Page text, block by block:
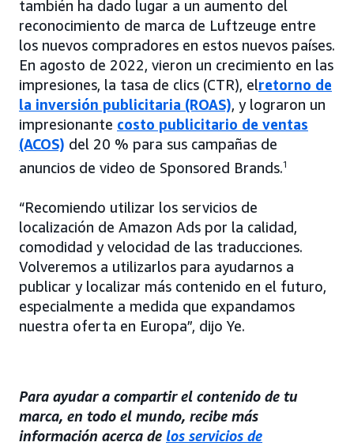
también ha dado lugar a un aumento del
reconocimiento de marca de Luftzeuge entre
los nuevos compradores en estos nuevos países.
En agosto de 2022, vieron un crecimiento en las
impresiones, la tasa de clics (CTR), elretorno de
la inversión publicitaria (ROAS), y lograron un
impresionante costo publicitario de ventas
(ACOS) del 20 % para sus campañas de
anuncios de video de Sponsored Brands.1
“Recomiendo utilizar los servicios de
localización de Amazon Ads por la calidad,
comodidad y velocidad de las traducciones.
Volveremos a utilizarlos para ayudarnos a
publicar y localizar más contenido en el futuro,
especialmente a medida que expandamos
nuestra oferta en Europa”, dijo Ye.
Para ayudar a compartir el contenido de tu
marca, en todo el mundo, recibe más
información acerca de los servicios de